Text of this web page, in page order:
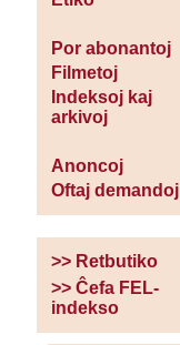
Por abonantoj
Filmetoj
Indeksoj kaj
arkivoj
Anoncoj
Oftaj demandoj
>> Retbutiko
>> Ĉefa FEL-
indekso